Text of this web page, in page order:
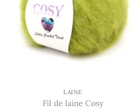
peuvent
être
choisies
sur
la
produit
LAINE
Fil de laine Cosy